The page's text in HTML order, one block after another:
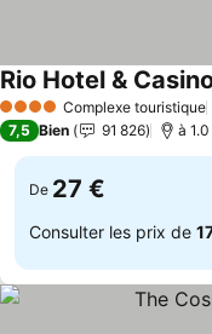
4 Étoiles Complexe touristique
Consulter les prix
7,5 Bien 91 826 à
De 27 €
Consulter les prix de